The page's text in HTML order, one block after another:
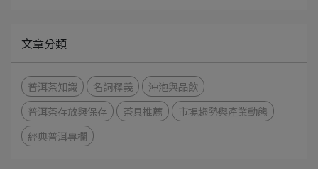
文章分類
普洱茶知識 名詞釋義
沖泡與品飲
普洱茶存放與保存
茶具推薦
市場趨勢與產業動態
經典普洱專欄